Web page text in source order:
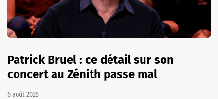
Patrick Bruel : ce détail sur son
concert au Zénith passe mal
6 août 2026